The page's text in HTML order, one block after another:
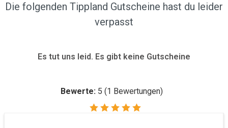
Die folgenden Tippland Gutscheine hast du leider
verpasst
Es tut uns leid. Es gibt keine Gutscheine
Bewerte: 5 (1 Bewertungen)